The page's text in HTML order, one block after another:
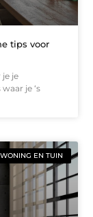
tips voor
je je
je ‘s
WONING EN TUIN